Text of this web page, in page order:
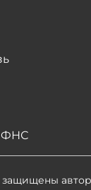
защищены